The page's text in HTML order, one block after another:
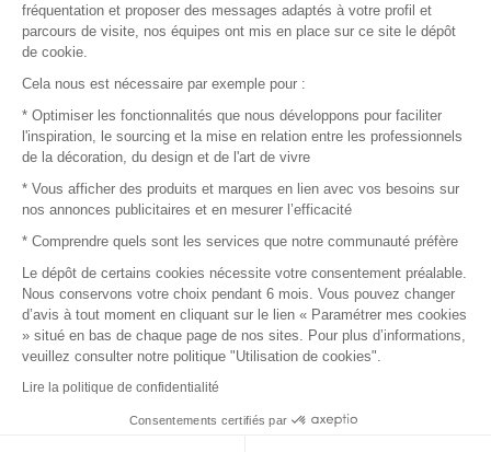
© 2016 –Organisation SAFI
Recrutement
Mentions légales
Conditions commerciales
Piano Analytics
fréquentation et proposer des messages adaptés à votre profil et
parcours de visite, nos équipes ont mis en place sur ce site le dépôt
de cookie.
Cela nous est nécessaire par exemple pour :
* Optimiser les fonctionnalités que nous développons pour faciliter
l'inspiration, le sourcing et la mise en relation entre les professionnels
de la décoration, du design et de l'art de vivre
* Vous afficher des produits et marques en lien avec vos besoins sur
nos annonces publicitaires et en mesurer l’efficacité
* Comprendre quels sont les services que notre communauté préfère
Le dépôt de certains cookies nécessite votre consentement préalable.
Nous conservons votre choix pendant 6 mois. Vous pouvez changer
d’avis à tout moment en cliquant sur le lien « Paramétrer mes cookies
» situé en bas de chaque page de nos sites. Pour plus d’informations,
veuillez consulter notre politique "Utilisation de cookies".
Lire la politique de confidentialité
Consentements certifiés par